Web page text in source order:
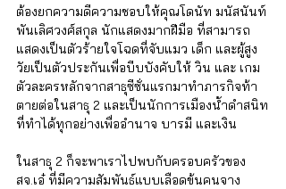
ต้องยกความดีความชอบให้คุณโดนัท มนัสนันท์
พันเลิศวงศ์สกุล นักแสดงมากฝีมือ ที่สามารถ
แสดงเป็นตัวร้ายใจโฉดที่จับแมว เด็ก และผู้สูง
วัยเป็นตัวประกันเพื่อบีบบังคับให้ วิน และ เกม
ตัวละครหลักจากสาธุซีซั่นแรกมาทำภารกิจท้า
ตายต่อในสาธุ 2 และเป็นนักการเมืองน้ำดำสนิท
ที่ทำได้ทุกอย่างเพื่ออำนาจ บารมี และเงิน
ในสาธุ 2 ก็จะพาเราไปพบกับครอบครัวของ
สจ.เอ๋ ที่มีความสัมพันธ์แบบเลือดข้นคนจาง